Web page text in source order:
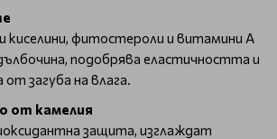
киселини, фитостероли и витамини A
подобрява еластичността и
загуба на влага.
от камелия
защита, изглаждат